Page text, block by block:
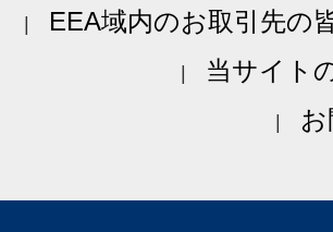
EEA域内のお取引先の
当サイト